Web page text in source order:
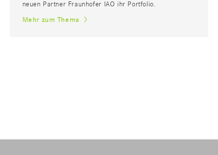
neuen Partner Fraunhofer IAO ihr Portfolio.
Mehr zum Thema